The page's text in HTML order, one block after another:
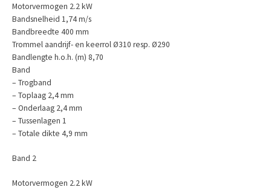
Motorvermogen 2.2 kW
Bandsnelheid 1,74 m/s
Bandbreedte 400 mm
Trommel aandrijf- en keerrol Ø310 resp. Ø290
Bandlengte h.o.h. (m) 8,70
Band
– Trogband
– Toplaag 2,4 mm
– Onderlaag 2,4 mm
– Tussenlagen 1
– Totale dikte 4,9 mm
Band 2
Motorvermogen 2.2 kW